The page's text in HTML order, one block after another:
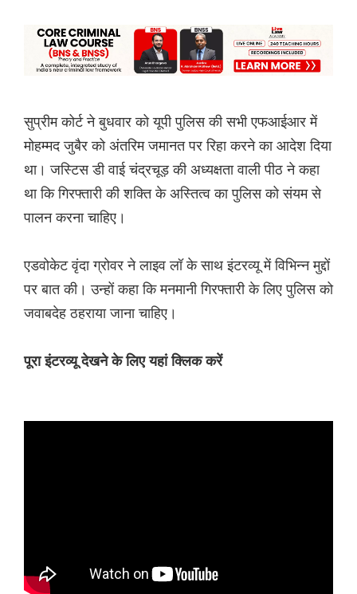
सुप्रीम कोर्ट ने बुधवार को यूपी पुलिस की सभी एफआईआर में
मोहम्मद जुबैर को अंतरिम जमानत पर रिहा करने का आदेश दिया
था। जस्टिस डी वाई चंद्रचूड़ की अध्यक्षता वाली पीठ ने कहा
था कि गिरफ्तारी की शक्ति के अस्तित्व का पुलिस को संयम से
पालन करना चाहिए।
एडवोकेट वृंदा ग्रोवर ने लाइव लॉ के साथ इंटरव्यू में विभिन्न मुद्दों
पर बात की। उन्हों कहा कि मनमानी गिरफ्तारी के लिए पुलिस को
जवाबदेह ठहराया जाना चाहिए।
पूरा इंटरव्यू देखने के लिए यहां क्लिक करें